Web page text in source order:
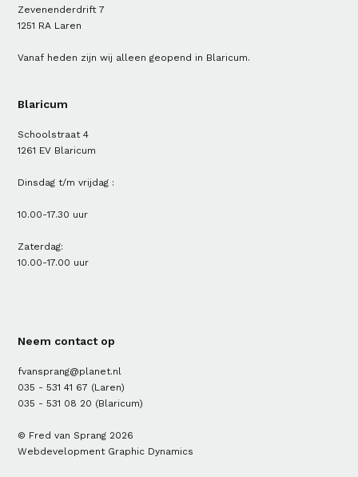
Zevenenderdrift 7
1251 RA Laren
Vanaf heden zijn wij alleen geopend in Blaricum.
Blaricum
Schoolstraat 4
1261 EV Blaricum
Dinsdag t/m vrijdag :
10.00-17.30 uur
Zaterdag:
10.00-17.00 uur
Neem contact op
fvansprang@planet.nl
035 - 531 41 67 (Laren)
035 - 531 08 20 (Blaricum)
© Fred van Sprang 2026
Webdevelopment Graphic Dynamics